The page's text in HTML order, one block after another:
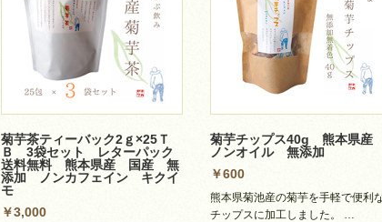
菊芋茶ティーバック2ｇ×25Ｔ
Ｂ 3袋セット レターパック
送料無料 熊本県産 国産 無
添加 ノンカフェイン キクイ
モ
￥3,000
菊芋チップス40g 熊本県
ノンオイル 無添加
￥600
熊本県菊池産の菊芋を手軽で便利
チップスに加工しました。 …